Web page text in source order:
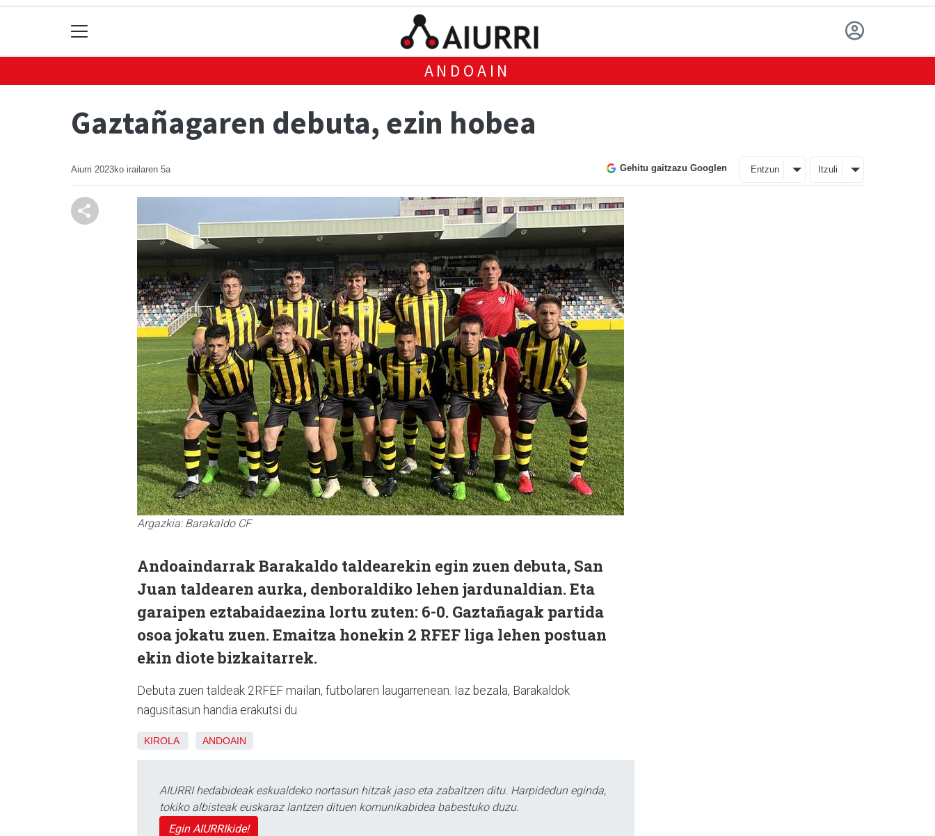
ANDOAIN
Gaztañagaren debuta, ezin hobea
Aiurri 2023ko irailaren 5a Gehitu gaitzazu Googlen Entzun Itzuli
Argazkia: Barakaldo CF
Andoaindarrak Barakaldo taldearekin egin zuen debuta, San
Juan taldearen aurka, denboraldiko lehen jardunaldian. Eta
garaipen eztabaidaezina lortu zuten: 6-0. Gaztañagak partida
osoa jokatu zuen. Emaitza honekin 2 RFEF liga lehen postuan
ekin diote bizkaitarrek.
Debuta zuen taldeak 2RFEF mailan, futbolaren laugarrenean. Iaz bezala, Barakaldok
nagusitasun handia erakutsi du.
KIROLA ANDOAIN
AIURRI hedabideak eskualdeko nortasun hitzak jaso eta zabaltzen ditu. Harpidedun eginda,
tokiko albisteak euskaraz lantzen dituen komunikabidea babestuko duzu.
Egin AIURRIkide!